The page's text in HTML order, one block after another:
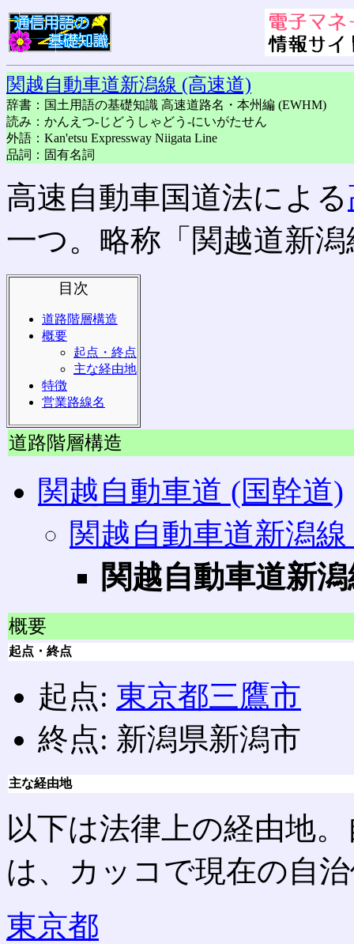
関越自動車道新潟線 (高速道)
辞書：国土用語の基礎知識 高速道路名・本州編 (EWHM)
読み：かんえつ-じどうしゃどう-にいがたせん
外語：Kan'etsu Expressway Niigata Line
品詞：固有名詞
高速自動車国道法による
一つ。略称「関越道新
目次
道路階層構造
概要
起点・終点
主な経由地
特徴
営業路線名
道路階層構造
関越自動車道 (国幹道)
関越自動車道新潟
関越自動車道新
概要
起点・終点
起点: 東京都三鷹市
終点: 新潟県新潟市
主な経由地
以下は法律上の経由地
は、カッコで現在の自
東京都